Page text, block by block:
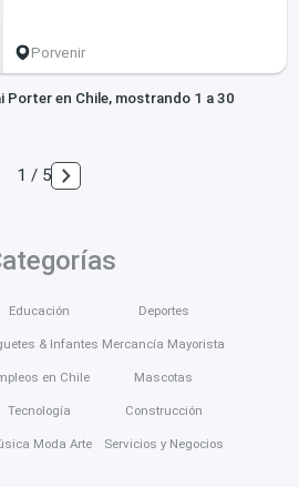
Porvenir
Porter en Chile, mostrando 1 a 30
1 / 5
Educación
& Infantes
en Chile
Tecnología
Moda Arte
Deportes
Mercancía Mayorista
Mascotas
Construcción
Servicios y Negocios